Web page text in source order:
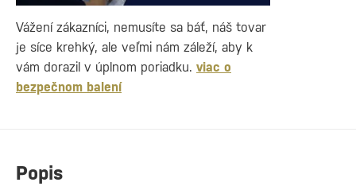
Popis
Vážení zákazníci, nemusíte sa báť, náš tovar
je síce krehký, ale veľmi nám záleží, aby k
vám dorazil v úplnom poriadku. viac o
bezpečnom balení